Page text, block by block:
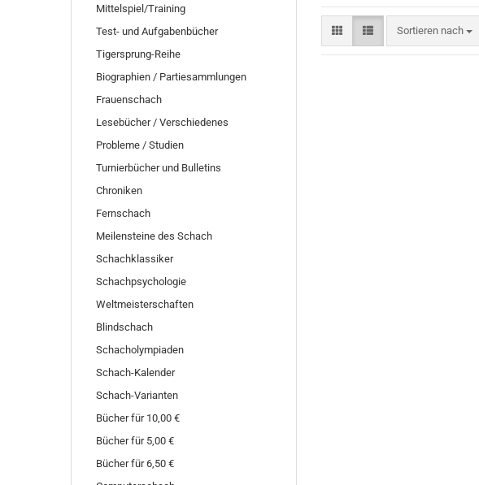
Sortieren nach
Sortieren nach
Mittelspiel/Training
Test- und Aufgabenbücher
Tigersprung-Reihe
Biographien / Partiesammlungen
Frauenschach
Lesebücher / Verschiedenes
Probleme / Studien
Turnierbücher und Bulletins
Chroniken
Fernschach
Meilensteine des Schach
Schachklassiker
Schachpsychologie
Weltmeisterschaften
Blindschach
Schacholympiaden
Schach-Kalender
Schach-Varianten
Bücher für 10,00 €
Bücher für 5,00 €
Bücher für 6,50 €